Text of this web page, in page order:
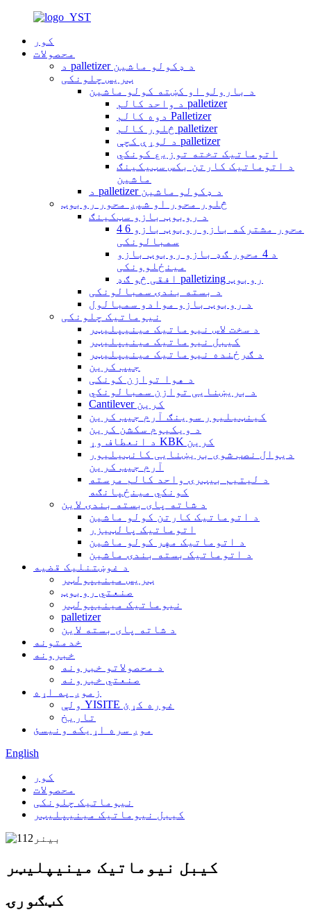
کور
محصولات
د palletizer د ډکولو ماشین
ټریس چلونکی
د بارولو او کښته کولو ماشین
د واحد کالم palletizer
دوه کالم Palletizer
څلور کالم palletizer
د لوړې کچې palletizer
اتوماتیک تخته توزیع کونکي
د اتوماتیک کارتن بکس سټیکینګ
ماشین
د palletizer د ډکولو ماشین
څلور محور او شپږ محور روبوټ
د روبوټ بازو سټکینګ
4 6 محور مشترکه بازو روبوټ بازو
سمبالونکی
د 4 محور ګډ بازو روبوټ بازو
مینځلوونکی
افقی څو ګډ palletizing روبوټ
د بسته بندۍ سمبالونکی
د روبوټ بازو موادو سمبالول
نیوماتیک چلونکی
د سخت لاس نیوماتیک مینیپلیټر
کیبل نیوماتیک مینیپلیټر
د ګرځنده نیوماتیک مینیپلیټر
جیب کرین
د هوا توازن کونکی
د بریښنایی توازن سمبالونکي
Cantilever کرین
کینټیلیور سوینګ آرم جیب کرین
د ویکیوم سکشن کرین
د انعطاف وړ KBK کرین
دیوال نصب شوی بریښنایی کانټیلیور
آرم جیب کرین
د لیتیم بیټرۍ واحد کالم مرسته
کونکي مینځپانګه
د شاته پای بسته بندۍ لاین
د اتوماتیک کارتن کولو ماشین
اتوماتیک پالټیزر
د اتوماتیک مهر کولو ماشین
د اتوماتیک بسته بندۍ ماشین
د غوښتنلیک قضیه
ټریس مینیپولټر
صنعتي روبوټ
نیوماتیک مینیپولټر
palletizer
د شاته پای بسته لاین
خدمتونه
خبرونه
د محصولاتو خبرونه
صنعتي خبرونه
زموږ په اړه
ولې YISITE غوره کړئ
تاریخ
موږ سره اړیکه ونیسئ
English
کور
محصولات
نیوماتیک چلونکی
کیبل نیوماتیک مینیپلیټر
کیبل نیوماتیک مینیپلیټر
کټګورۍ